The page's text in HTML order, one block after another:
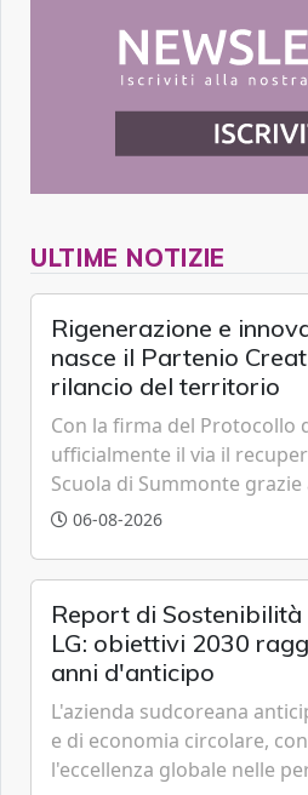
ULTIME NOTIZIE
Rigenerazione e
nasce il Partenio
rilancio del territorio
Con la firma del Protocollo
ufficialmente il via il
Scuola di Summonte
partenariato pubblico-
06-08-2026
Report di
LG: obiettivi 2030
anni d'anticipo
L'azienda sudcoreana
e di economia circolare,
l'eccellenza globale nelle